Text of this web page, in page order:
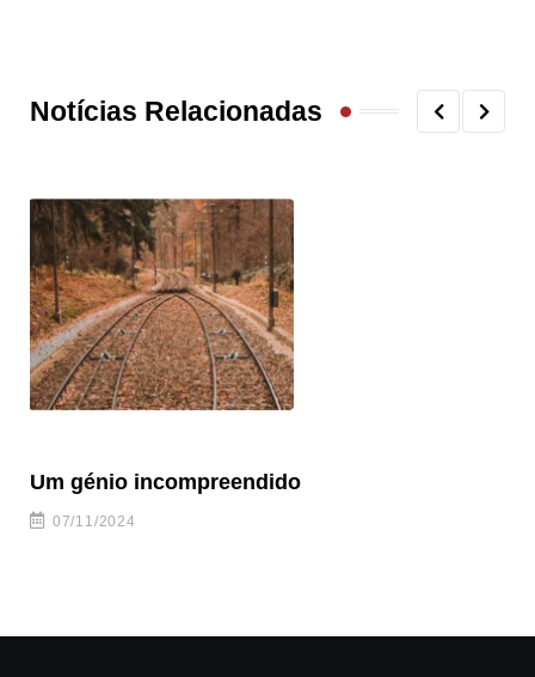
Notícias Relacionadas
Um génio incompreendido
07/11/2024